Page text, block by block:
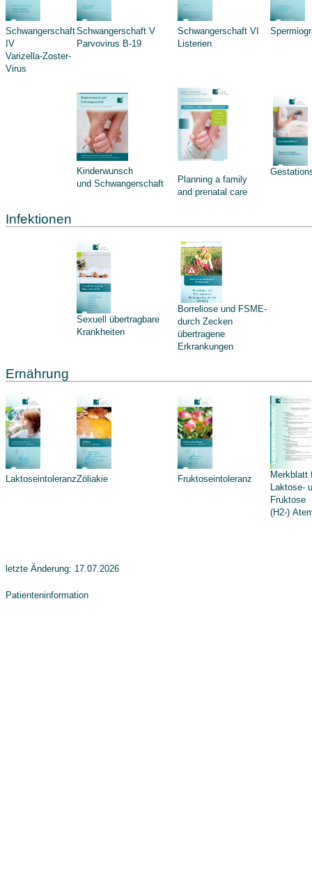
Schwangerschaft
IV
Varizella-Zoster-
Virus
Schwangerschaft V
Parvovirus B-19
Schwangerschaft VI
Listerien
Kinderwunsch
und Schwangerschaft
Planning a family
and prenatal care
Infektionen
Sexuell übertragbare
Krankheiten
Borreliose und FSME-
durch Zecken
übertragene
Erkrankungen
Ernährung
LaktoseintoleranzZöliakie Fruktoseintoleranz
Merkblatt
Laktose-
Fruktose
(H2-)
letzte Änderung: 17.07.2026
Patienteninformation